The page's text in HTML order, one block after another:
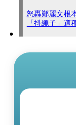
怒轟鄭麗文根
「抖繩子」